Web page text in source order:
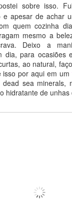
sobre isso.
e apesar de achar
quem cozinha
mesmo a
Deixo a
dia, para ocasiões
ao natural,
isso por aqui em um
sea minerals,
hidratante de unhas